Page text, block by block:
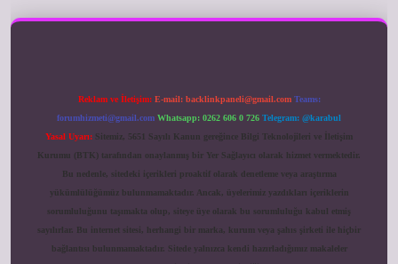
Reklam ve İletişim: E-mail: backlinkpaneli@gmail.com Teams:
forumhizmeti@gmail.com Whatsapp: 0262 606 0 726 Telegram: @karabul
Yasal Uyarı: Sitemiz, 5651 Sayılı Kanun gereğince Bilgi Teknolojileri ve İletişim
Kurumu (BTK) tarafından onaylanmış bir Yer Sağlayıcı olarak hizmet vermektedir.
Bu nedenle, sitedeki içerikleri proaktif olarak denetleme veya araştırma
yükümlülüğümüz bulunmamaktadır. Ancak, üyelerimiz yazdıkları içeriklerin
sorumluluğunu taşımakta olup, siteye üye olarak bu sorumluluğu kabul etmiş
sayılırlar. Bu internet sitesi, herhangi bir marka, kurum veya şahıs şirketi ile hiçbir
bağlantısı bulunmamaktadır. Sitede yalnızca kendi hazırladığımız makaleler